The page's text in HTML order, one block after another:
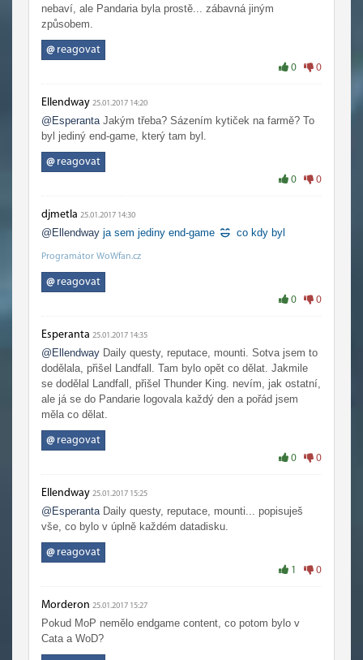
nebaví, ale Pandaria byla prostě... zábavná jiným
způsobem.
@reagovat
0 0
Ellendway 25.01.2017 14:20
@Esperanta Jakým třeba? Sázením kytiček na farmě? To
byl jediný end-game, který tam byl.
@reagovat
0 0
djmetla 25.01.2017 14:30
@Ellendway ja sem jediny end-game co kdy byl
Programátor WoWfan.cz
@reagovat
0 0
Esperanta 25.01.2017 14:35
@Ellendway Daily questy, reputace, mounti. Sotva jsem to
dodělala, přišel Landfall. Tam bylo opět co dělat. Jakmile
se dodělal Landfall, přišel Thunder King. nevím, jak ostatní,
ale já se do Pandarie logovala každý den a pořád jsem
měla co dělat.
@reagovat
0 0
Ellendway 25.01.2017 15:25
@Esperanta Daily questy, reputace, mounti... popisuješ
vše, co bylo v úplně každém datadisku.
@reagovat
1 0
Morderon 25.01.2017 15:27
Pokud MoP nemělo endgame content, co potom bylo v
Cata a WoD?